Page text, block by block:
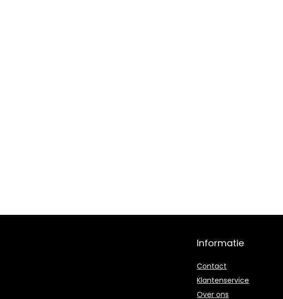
Informatie
Contact
Klantenservice
Over ons